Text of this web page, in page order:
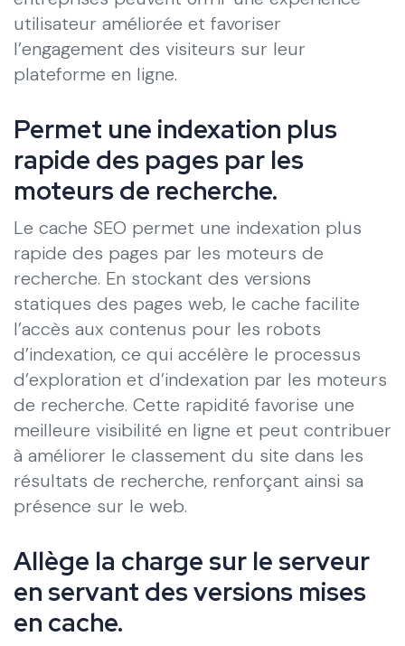
utilisateur améliorée et favoriser
l’engagement des visiteurs sur leur
plateforme en ligne.
Permet une indexation plus
rapide des pages par les
moteurs de recherche.
Le cache SEO permet une indexation plus
rapide des pages par les moteurs de
recherche. En stockant des versions
statiques des pages web, le cache facilite
l’accès aux contenus pour les robots
d’indexation, ce qui accélère le processus
d’exploration et d’indexation par les moteurs
de recherche. Cette rapidité favorise une
meilleure visibilité en ligne et peut contribuer
à améliorer le classement du site dans les
résultats de recherche, renforçant ainsi sa
présence sur le web.
Allège la charge sur le serveur
en servant des versions mises
en cache.